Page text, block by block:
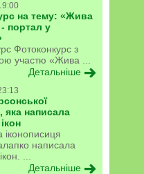
на тему: «Жива
портал у
Фотоконкурс з
участю «Жива ...
Детальніше
яка написала
іконописиця
написала
...
Детальніше